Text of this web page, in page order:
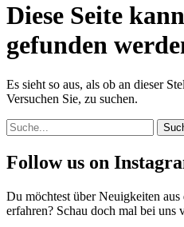
Diese Seite
gefunden
Es sieht so aus, als ob an dieser
Versuchen Sie, zu suchen.
Follow us on
Du möchtest über Neuigkeiten
erfahren? Schau doch mal bei uns